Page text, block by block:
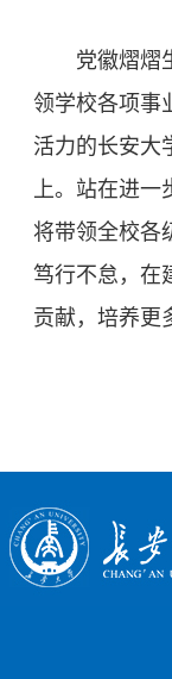
党徽熠熠
领学校各项事
活力的长安大
上。站在进一
将带领全校各
笃行不怠，在
贡献，培养更